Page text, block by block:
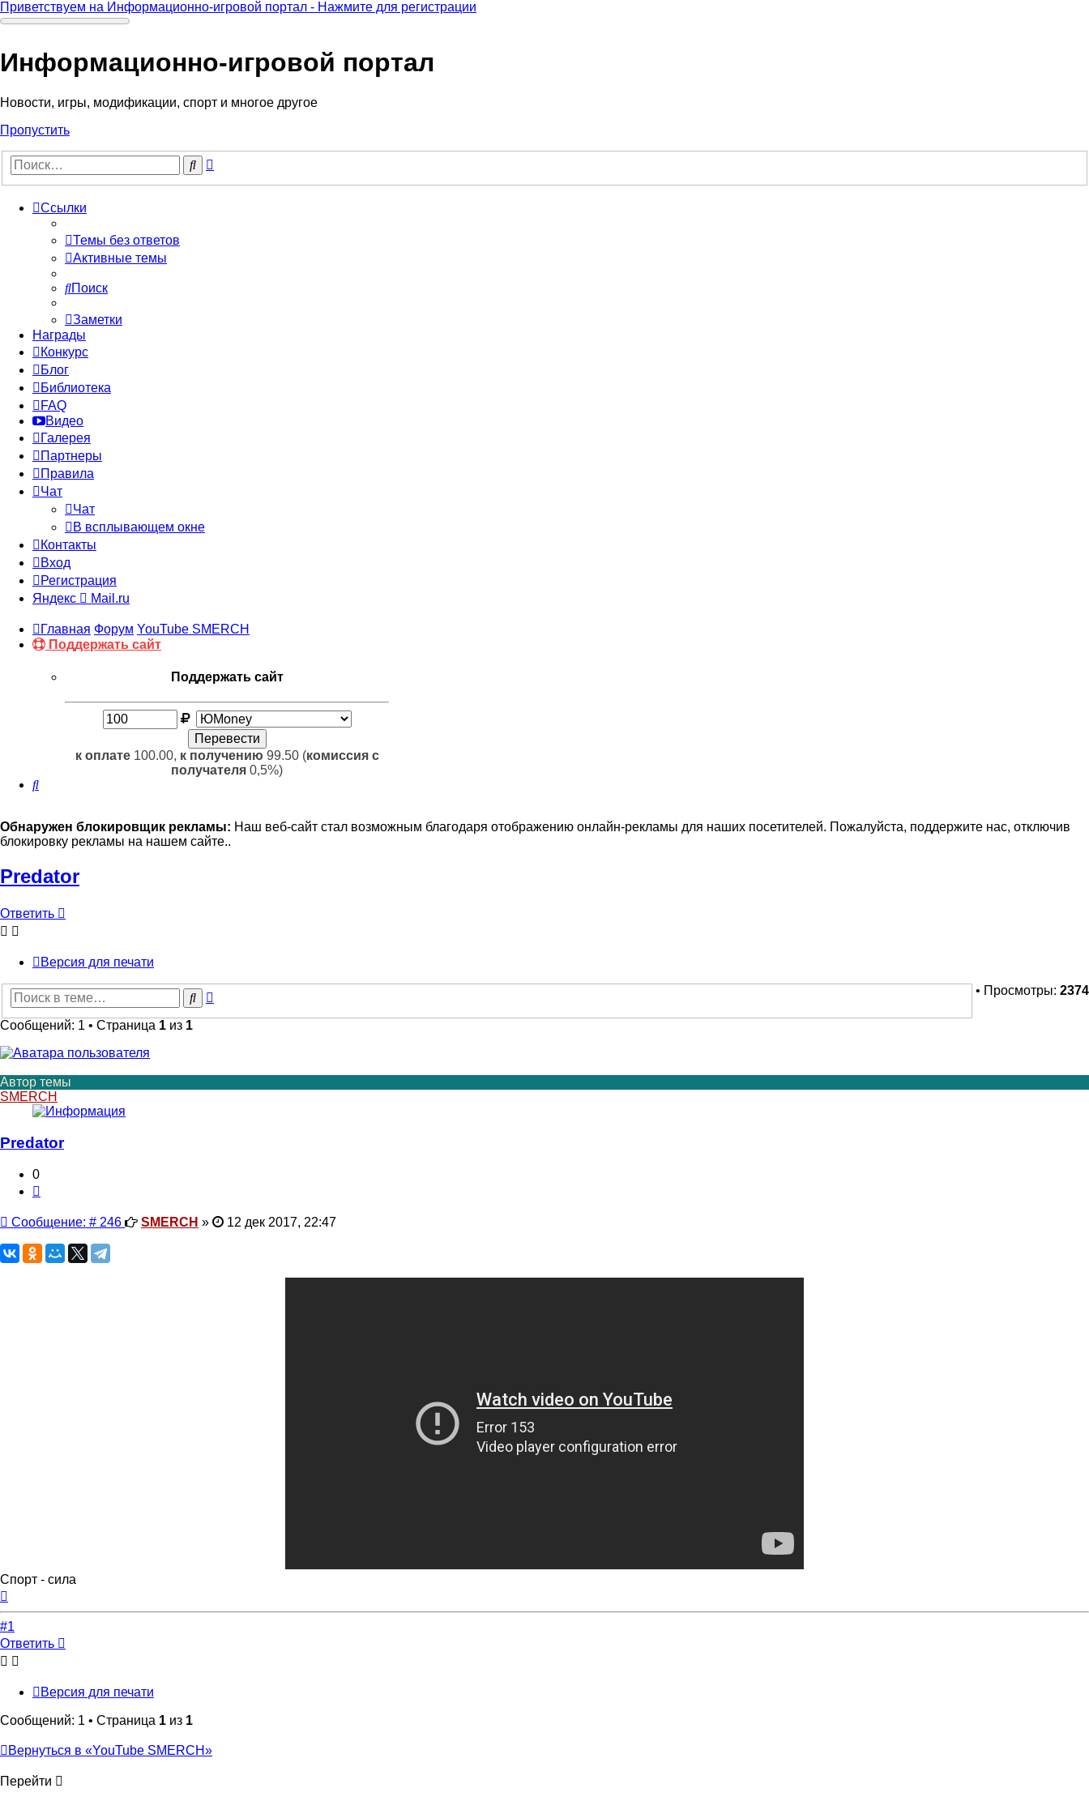
Приветствуем на Информационно-игровой портал - Нажмите для регистрации
Информационно-игровой портал
Новости, игры, модификации, спорт и многое другое
Пропустить
Поиск
Ссылки
Темы без ответов
Активные темы
Поиск
Заметки
Награды
Конкурс
Блог
Библиотека
FAQ
Видео
Галерея
Партнеры
Правила
Чат
Чат
В всплывающем окне
Контакты
Вход
Регистрация
Яндекс
Mail.ru
Главная Форум YouTube SMERCH
Поддержать сайт
Поддержать сайт
к оплате100.00, к получению 99.50 (комиссия с
получателя 0,5%)
Поиск
Обнаружен блокировщик рекламы: Наш веб-сайт стал возможным благодаря отображению онлайн-рекламы для наших посетителей. Пожалуйста, поддержите нас, отключив
блокировку рекламы на нашем сайте..
Predator
Ответить
Версия для печати
• Просмотры: 2374
Поиск
Сообщений: 1 • Страница 1 из 1
Автор темы
SMERCH
Predator
0
Сообщение: # 246 Сообщение
SMERCH » 12 дек 2017, 22:47
Спорт - сила
началу
#1
Ответить
Версия для печати
Сообщений: 1 • Страница 1 из 1
Вернуться в «YouTube SMERCH»
Перейти